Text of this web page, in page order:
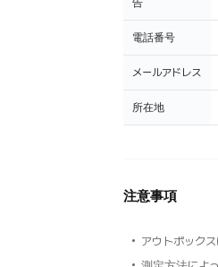
告
電話番号
メールアドレス
所在地
注意事項
アウトボック